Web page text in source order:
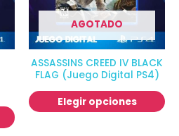
AGOTADO
ASSASSINS CREED IV BLACK
FLAG (Juego Digital PS4)
Elegir opciones